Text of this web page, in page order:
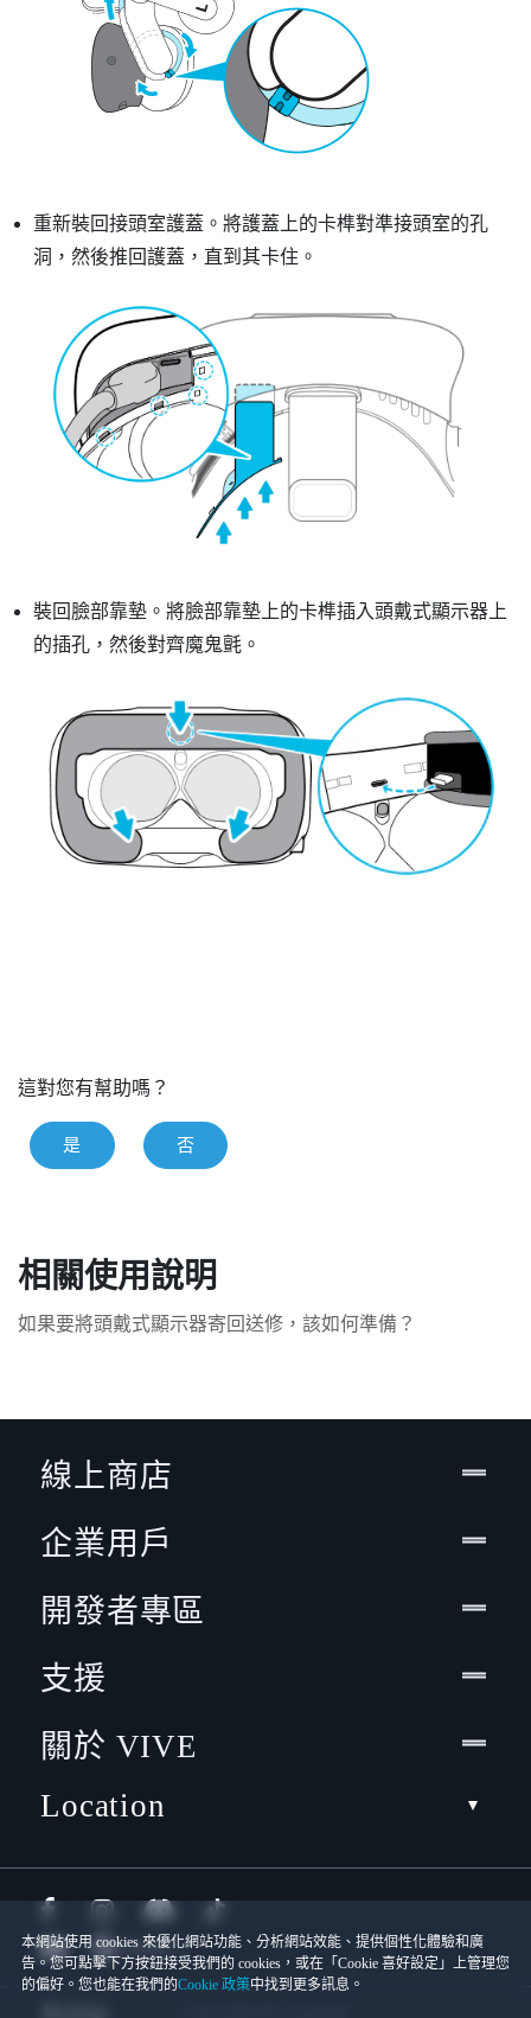
重新裝回接頭室護蓋。將護蓋上的卡榫對準接頭室的孔
洞，然後推回護蓋，直到其卡住。
裝回臉部靠墊。將臉部靠墊上的卡榫插入頭戴式顯示器上
的插孔，然後對齊魔鬼氈。
這對您有幫助嗎？
是 否
相關使用說明
如果要將頭戴式顯示器寄回送修，該如何準備？
本網站使用 cookies 來優化網站功能、分析網站效能、提供個性化體驗和廣
告。您可點擊下方按鈕接受我們的 cookies，或在「Cookie 喜好設定」上管理您
的偏好。您也能在我們的Cookie 政策中找到更多訊息。
線上商店
企業用戶
開發者專區
支援
關於 VIVE
Location